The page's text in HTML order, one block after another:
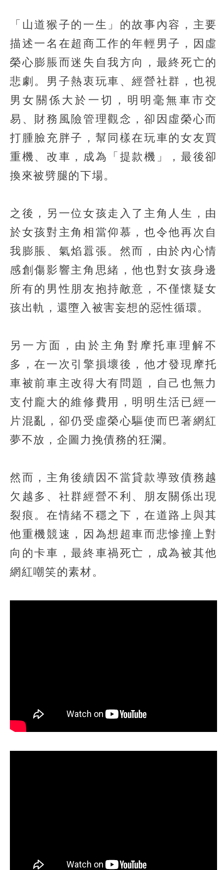
「山道猴子的一生」的故事內容，主要
描述一名在超商工作的年輕男子，因虛
榮心膨脹而迷失自我方向，最終死亡的
悲劇。男子熱衷玩車、經營社群，也視
男女關係大於一切，明明毫無車市交
易、財務風險管理觀念，卻因虛榮心而
打腫臉充胖子，幫同樣在玩車的女友買
重機、改車，成為「提款機」，最後卻
換來被劈腿的下場。
之後，另一位女孩走入了主角人生，由
於女孩對主角相當仰慕，也令他再次自
我膨脹、氣焰囂張。然而，由於內心情
感創傷影響主角思緒，他也對女孩身邊
所有的男性朋友抱持敵意，不僅懷疑女
孩出軌，還墮入被害妄想的惡性循環。
另一方面，由於主角對摩托車理解不
多，在一次引擎損壞後，他才發現摩托
車被前車主改得大有問題，自己也無力
支付龐大的維修費用，明明生活已經一
片混亂，卻仍受虛榮心驅使而巴著網紅
夢不放，企圖力挽債務的狂瀾。
然而，主角後續因不當貸款導致債務越
欠越多、社群經營不利、朋友關係出現
裂痕。在情緒不穩之下，在道路上與其
他重機競速，因為想超車而悲慘撞上對
向的卡車，最終車禍死亡，成為被其他
網紅嘲笑的素材。